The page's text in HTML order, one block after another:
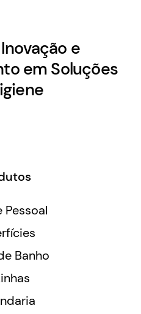
e
em Soluções
Pessoal
Banho